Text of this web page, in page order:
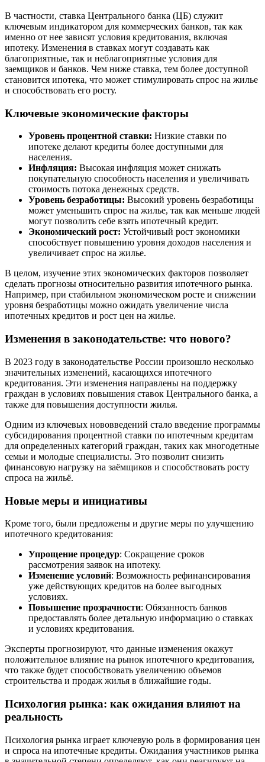
В частности, ставка Центрального банка (ЦБ) служит
ключевым индикатором для коммерческих банков, так как
именно от нее зависят условия кредитования, включая
ипотеку. Изменения в ставках могут создавать как
благоприятные, так и неблагоприятные условия для
заемщиков и банков. Чем ниже ставка, тем более доступной
становится ипотека, что может стимулировать спрос на жилье
и способствовать его росту.
Ключевые экономические факторы
Уровень процентной ставки: Низкие ставки по
ипотеке делают кредиты более доступными для
населения.
Инфляция: Высокая инфляция может снижать
покупательную способность населения и увеличивать
стоимость потока денежных средств.
Уровень безработицы: Высокий уровень безработицы
может уменьшить спрос на жилье, так как меньше людей
могут позволить себе взять ипотечный кредит.
Экономический рост: Устойчивый рост экономики
способствует повышению уровня доходов населения и
увеличивает спрос на жилье.
В целом, изучение этих экономических факторов позволяет
сделать прогнозы относительно развития ипотечного рынка.
Например, при стабильном экономическом росте и снижении
уровня безработицы можно ожидать увеличение числа
ипотечных кредитов и рост цен на жилье.
Изменения в законодательстве: что нового?
В 2023 году в законодательстве России произошло несколько
значительных изменений, касающихся ипотечного
кредитования. Эти изменения направлены на поддержку
граждан в условиях повышения ставок Центрального банка, а
также для повышения доступности жилья.
Одним из ключевых нововведений стало введение программы
субсидирования процентной ставки по ипотечным кредитам
для определенных категорий граждан, таких как многодетные
семьи и молодые специалисты. Это позволит снизить
финансовую нагрузку на заёмщиков и способствовать росту
спроса на жильё.
Новые меры и инициативы
Кроме того, были предложены и другие меры по улучшению
ипотечного кредитования:
Упрощение процедур: Сокращение сроков
рассмотрения заявок на ипотеку.
Изменение условий: Возможность рефинансирования
уже действующих кредитов на более выгодных
условиях.
Повышение прозрачности: Обязанность банков
предоставлять более детальную информацию о ставках
и условиях кредитования.
Эксперты прогнозируют, что данные изменения окажут
положительное влияние на рынок ипотечного кредитования,
что также будет способствовать увеличению объемов
строительства и продаж жилья в ближайшие годы.
Психология рынка: как ожидания влияют на
реальность
Психология рынка играет ключевую роль в формирования цен
и спроса на ипотечные кредиты. Ожидания участников рынка